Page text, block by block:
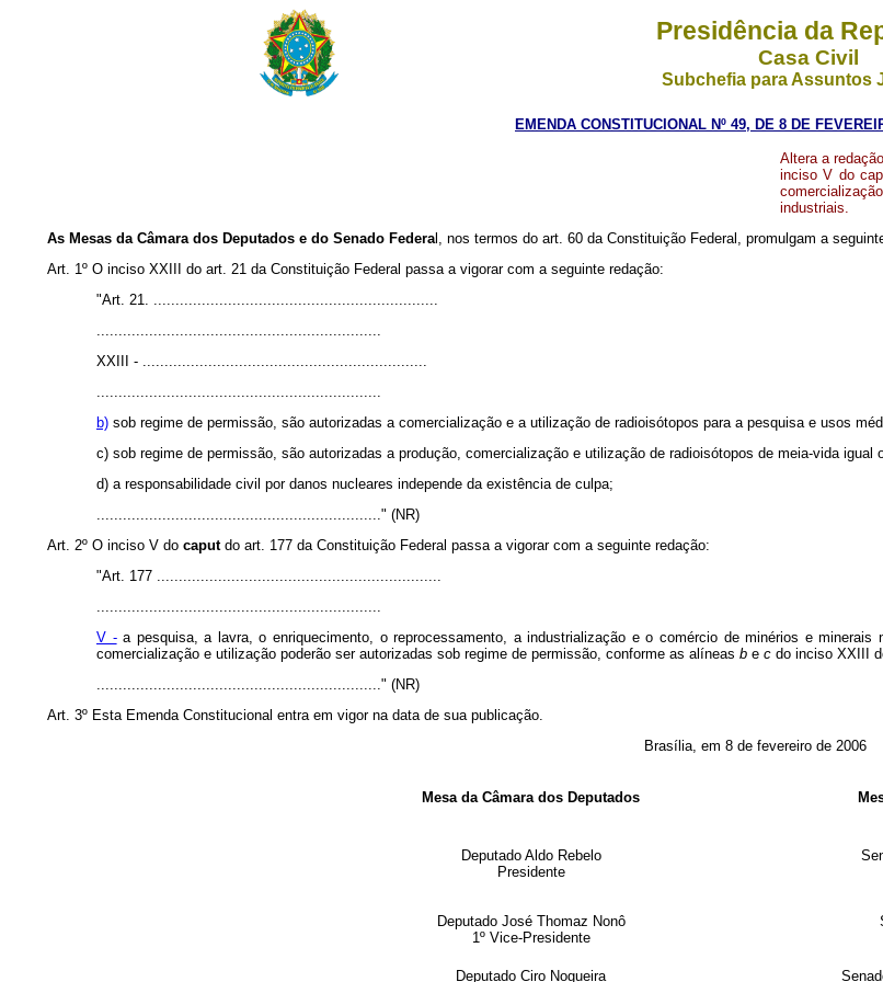
Presidência da
Casa Civil
Subchefia para Assuntos
EMENDA CONSTITUCIONAL Nº 49, DE 8 DE
Altera a
inciso V do
industriais.
As Mesas da Câmara dos Deputados e do Senado Federal, nos termos do art. 60 da Constituição Federal, promulgam a
Art. 1º O inciso XXIII do art. 21 da Constituição Federal passa a vigorar com a seguinte redação:
"Art. 21. .................................................................
.................................................................
XXIII - .................................................................
.................................................................
b) sob regime de permissão, são autorizadas a comercialização e a utilização de radioisótopos para a pesquisa e usos
c) sob regime de permissão, são autorizadas a produção, comercialização e utilização de radioisótopos de meia-vida igual
d) a responsabilidade civil por danos nucleares independe da existência de culpa;
................................................................." (NR)
Art. 2º O inciso V do caput do art. 177 da Constituição Federal passa a vigorar com a seguinte redação:
"Art. 177 .................................................................
.................................................................
V -a pesquisa, a lavra, o enriquecimento, o reprocessamento, a industrialização e o comércio de minérios e
comercialização e utilização poderão ser autorizadas sob regime de permissão, conforme as alíneas b e c do inciso XXIII
................................................................." (NR)
Art. 3º Esta Emenda Constitucional entra em vigor na data de sua publicação.
Brasília, em 8 de fevereiro de 2006
Mesa da Câmara dos Deputados
Deputado Aldo Rebelo
Presidente
Deputado José Thomaz Nonô
1º Vice-Presidente
Deputado Ciro Nogueira